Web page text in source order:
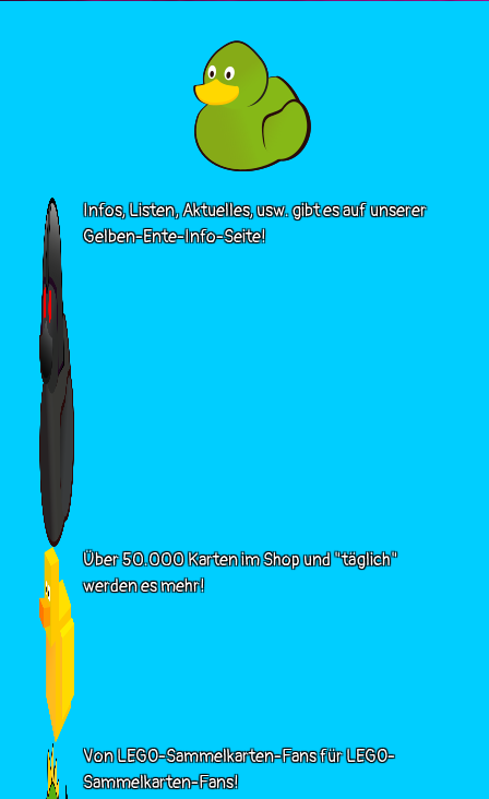
Infos, Listen, Aktuelles, usw. gibt es auf unserer
Gelben-Ente-Info-Seite!
Über 50.000 Karten im Shop und "täglich"
werden es mehr!
Von LEGO-Sammelkarten-Fans für LEGO-
Sammelkarten-Fans!